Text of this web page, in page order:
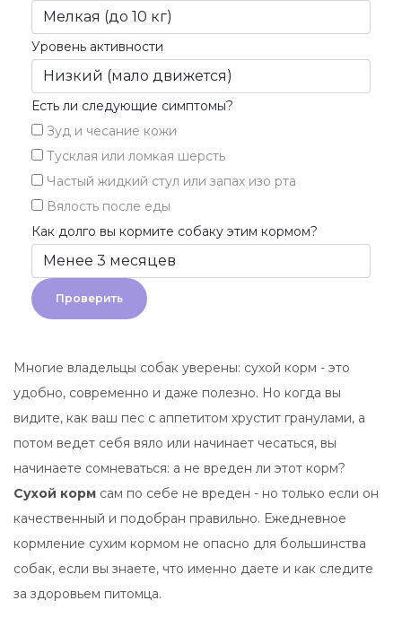
Уровень активности
Есть ли следующие симптомы?
Зуд и чесание кожи
Тусклая или ломкая шерсть
Частый жидкий стул или запах изо рта
Вялость после еды
Как долго вы кормите собаку этим кормом?
Проверить
Многие владельцы собак уверены: сухой корм - это
удобно, современно и даже полезно. Но когда вы
видите, как ваш пес с аппетитом хрустит гранулами, а
потом ведет себя вяло или начинает чесаться, вы
начинаете сомневаться: а не вреден ли этот корм?
Сухой корм сам по себе не вреден - но только если он
качественный и подобран правильно. Ежедневное
кормление сухим кормом не опасно для большинства
собак, если вы знаете, что именно даете и как следите
за здоровьем питомца.